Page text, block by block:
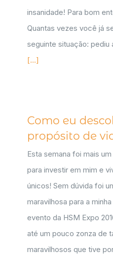
insanidade! Para bom
Quantas vezes você já
seguinte situação: pediu
[...]
Como eu
propósito de
Esta semana foi mais
para investir em mim e
únicos! Sem dúvida foi
maravilhosa para a
evento da HSM Expo
até um pouco zonza de
maravilhosos que tive